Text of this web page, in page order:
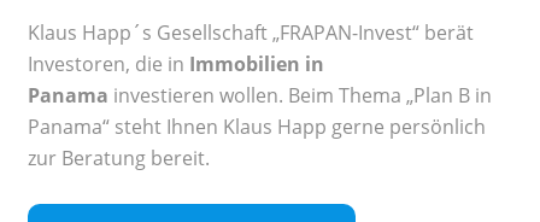
Klaus Happ´s Gesellschaft „FRAPAN-Invest“ berät
Investoren, die in Immobilien in
Panama investieren wollen. Beim Thema „Plan B in
Panama“ steht Ihnen Klaus Happ gerne persönlich
zur Beratung bereit.